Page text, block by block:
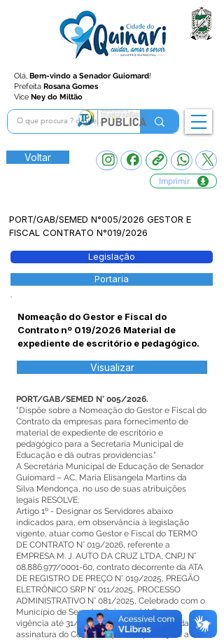
Olá, Bem-vindo a Senador Guiomard!
Prefeita Rosana Gomes
Vice Ney do Miltão
Voltar
Imprimir
PORT/GAB/SEMED N°005/2026 GESTOR E
FISCAL CONTRATO N°019/2026
Legislação
Portaria
Nomeação do Gestor e Fiscal do
Contrato nº 019/2026 Material de
expediente de escritório e pedagógico.
Visualizar
PORT/GAB/SEMED N° 005/2026.
"Dispõe sobre a Nomeação do Gestor e Fiscal do
Contrato da empresas para fornecimento de
material de expediente de escritório e
pedagógico para a Secretaria Municipal de
Educação e dá outras providencias."
A Secretária Municipal de Educação de Senador
Guiomard – AC, Maria Elisangela Martins da
Silva Mendonça, no uso de suas atribuições
legais RESOLVE:
Artigo 1º - Designar os Servidores abaixo
indicados para, em observância à legislação
vigente, atuar como Gestor e Fiscal do TERMO
DE CONTRATO N° 019/2026, referente a
EMPRESA M. J. AUTO DA CRUZ LTDA, CNPJ N°
08.886.977/0001-60, contrato decorrente da ATA
DE REGISTRO DE PREÇO N° 019/2025, PREGÃO
ELETRÔNICO SRP N° 011/2025, PROCESSO
ADMINISTRATIVO N° 081/2025, Celebrado com o
Município de Senador Guiomard/AC, com
vigência até 31/12/2026, a contar da data da
assinatura do Contrato, que tem por objeto a